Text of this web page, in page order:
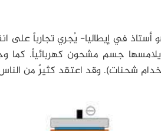
أستاذ في إيطاليا- يُجري تجارباً على
جسم مشحون كهربائياً. كما
شحنات). وقد اعتقد كثيرٌ من